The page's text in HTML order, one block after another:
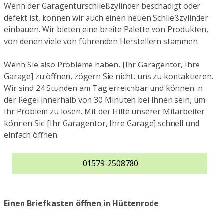
Wenn der Garagentürschließzylinder beschädigt oder
defekt ist, können wir auch einen neuen Schließzylinder
einbauen. Wir bieten eine breite Palette von Produkten,
von denen viele von führenden Herstellern stammen.
Wenn Sie also Probleme haben, [Ihr Garagentor, Ihre
Garage] zu öffnen, zögern Sie nicht, uns zu kontaktieren.
Wir sind 24 Stunden am Tag erreichbar und können in
der Regel innerhalb von 30 Minuten bei Ihnen sein, um
Ihr Problem zu lösen. Mit der Hilfe unserer Mitarbeiter
können Sie [Ihr Garagentor, Ihre Garage] schnell und
einfach öffnen.
01579-2508780
Einen Briefkasten öffnen in Hüttenrode